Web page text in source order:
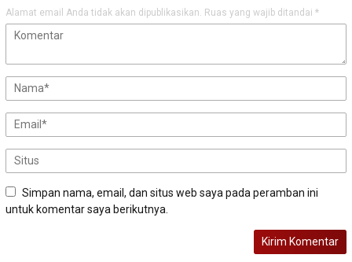
Alamat email Anda tidak akan dipublikasikan. Ruas yang wajib ditandai *
Simpan nama, email, dan situs web saya pada peramban ini
untuk komentar saya berikutnya.